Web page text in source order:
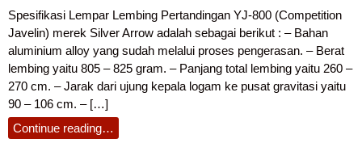
Spesifikasi Lempar Lembing Pertandingan YJ-800 (Competition
Javelin) merek Silver Arrow adalah sebagai berikut : – Bahan
aluminium alloy yang sudah melalui proses pengerasan. – Berat
lembing yaitu 805 – 825 gram. – Panjang total lembing yaitu 260 –
270 cm. – Jarak dari ujung kepala logam ke pusat gravitasi yaitu
90 – 106 cm. – […]
Continue reading…